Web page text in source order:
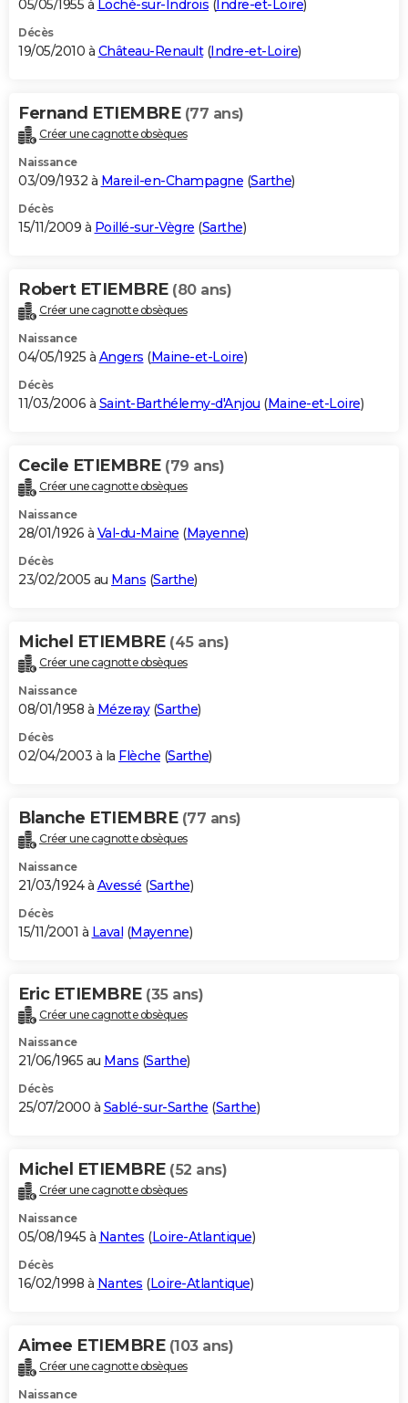
05/05/1955 à Loché-sur-Indrois ( Indre-et-Loire)
Décès
19/05/2010 à Château-Renault(Indre-et-Loire)
Fernand ETIEMBRE (77 ans)
Créer une cagnotte obsèques
Naissance
03/09/1932 à Mareil-en-Champagne (Sarthe)
Décès
15/11/2009 à Poillé-sur-Vègre (Sarthe)
Robert ETIEMBRE (80 ans)
Créer une cagnotte obsèques
Naissance
04/05/1925 à Angers (Maine-et-Loire)
Décès
11/03/2006 à Saint-Barthélemy-d'Anjou (Maine-et-Loire)
Cecile ETIEMBRE (79 ans)
Créer une cagnotte obsèques
Naissance
28/01/1926 à Val-du-Maine (Mayenne)
Décès
23/02/2005 au Mans (Sarthe)
Michel ETIEMBRE (45 ans)
Créer une cagnotte obsèques
Naissance
08/01/1958 à Mézeray(Sarthe)
Décès
02/04/2003 à la Flèche (Sarthe)
Blanche ETIEMBRE (77 ans)
Créer une cagnotte obsèques
Naissance
21/03/1924 à Avessé (Sarthe)
Décès
15/11/2001 à Laval (Mayenne)
Eric ETIEMBRE (35 ans)
Créer une cagnotte obsèques
Naissance
21/06/1965 au Mans (Sarthe)
Décès
25/07/2000 à Sablé-sur-Sarthe (Sarthe)
Michel ETIEMBRE (52 ans)
Créer une cagnotte obsèques
Naissance
05/08/1945 à Nantes (Loire-Atlantique)
Décès
16/02/1998 à Nantes (Loire-Atlantique)
Aimee ETIEMBRE (103 ans)
Créer une cagnotte obsèques
Naissance